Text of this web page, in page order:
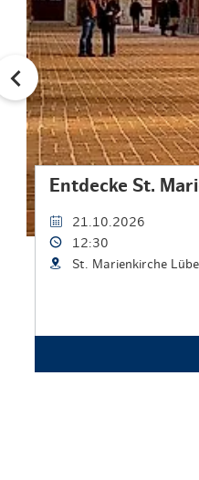
Entdecke St.
21.10.2026
12:30
St. Marienkirche